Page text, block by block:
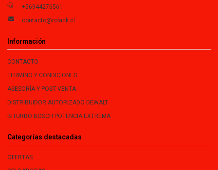
+56944276561
contacto@rolack.cl
Información
CONTACTO
TERMINO Y CONDICIONES
ASESORÍA Y POST VENTA
DISTRIBUIDOR AUTORIZADO DEWALT
BITURBO BOSCH POTENCIA EXTREMA
Categorías destacadas
OFERTAS